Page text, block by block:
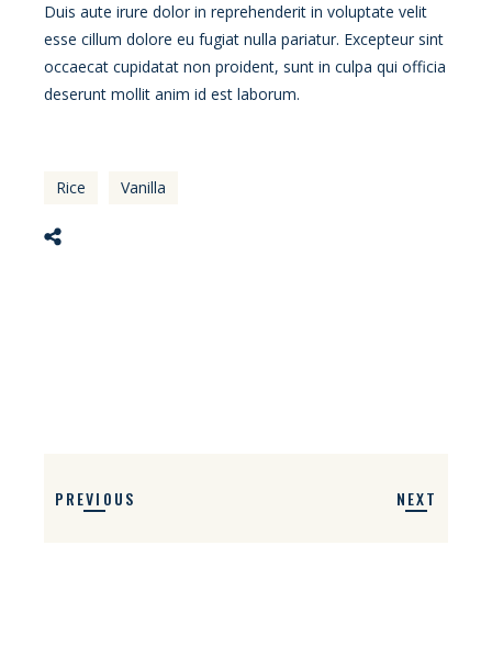
Duis aute irure dolor in reprehenderit in voluptate velit
esse cillum dolore eu fugiat nulla pariatur. Excepteur sint
occaecat cupidatat non proident, sunt in culpa qui officia
deserunt mollit anim id est laborum.
Rice Vanilla
PREVIOUS NEXT